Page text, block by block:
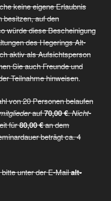
keine eigene Erlaubnis
besitzen, auf den
würde diese Bescheinigung
des Hegerings Alt-
aktiv als Aufsichtsperson
Sie auch Freunde und
Teilnahme hinweisen.
von 20 Personen belaufen
auf70,00 €.Nicht-
für80,00 €an dem
beträgt ca. 4
unter der E-Mailalt-